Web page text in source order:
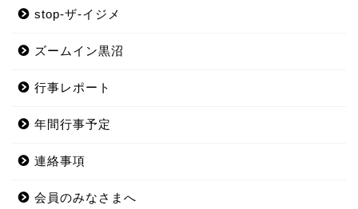
stop-ザ-イジメ
ズームイン黒沼
行事レポート
年間行事予定
連絡事項
会員のみなさまへ